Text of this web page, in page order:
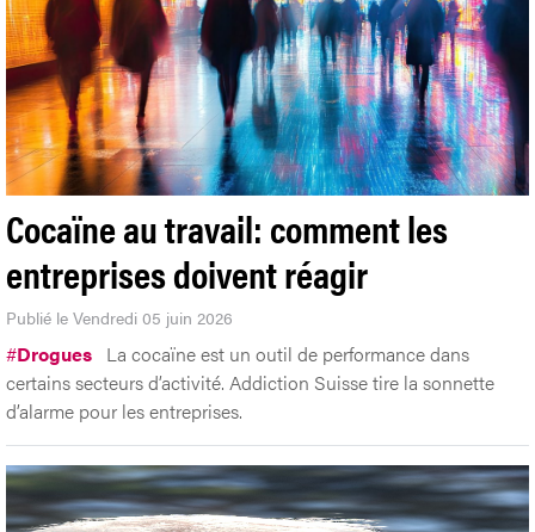
Cocaïne au travail: comment les
entreprises doivent réagir
Publié le Vendredi 05 juin 2026
#Drogues La cocaïne est un outil de performance dans
certains secteurs d’activité. Addiction Suisse tire la sonnette
d’alarme pour les entreprises.